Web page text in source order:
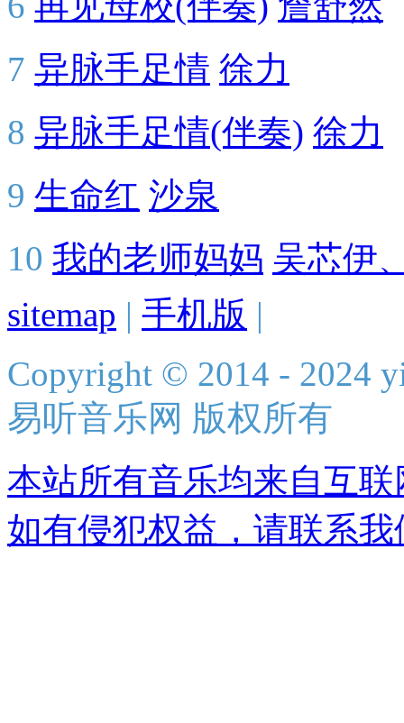
7 异脉手足情 徐力
8 异脉手足情(伴奏) 徐力
9 生命红 沙泉
10 我的老师妈妈 吴芯伊
sitemap | 手机版 |
Copyright © 2014 - 2024
易听音乐网 版权所有
本站所有音乐均来自互
如有侵犯权益，请联系